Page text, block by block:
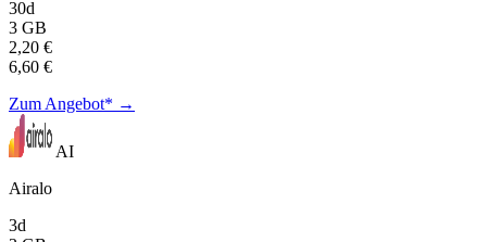
30d
3 GB
2,20 €
6,60 €
Zum Angebot* →
AI
Airalo
3d